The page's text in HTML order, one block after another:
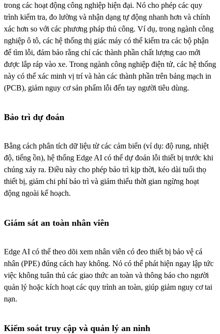
trong các hoạt động công nghiệp hiện đại. Nó cho phép các quy
trình kiểm tra, đo lường và nhận dạng tự động nhanh hơn và chính
xác hơn so với các phương pháp thủ công. Ví dụ, trong ngành công
nghiệp ô tô, các hệ thống thị giác máy có thể kiểm tra các bộ phận
để tìm lỗi, đảm bảo rằng chỉ các thành phần chất lượng cao mới
được lắp ráp vào xe. Trong ngành công nghiệp điện tử, các hệ thống
này có thể xác minh vị trí và hàn các thành phần trên bảng mạch in
(PCB), giảm nguy cơ sản phẩm lỗi đến tay người tiêu dùng.
Bảo trì dự đoán
Bằng cách phân tích dữ liệu từ các cảm biến (ví dụ: độ rung, nhiệt
độ, tiếng ồn), hệ thống Edge AI có thể dự đoán lỗi thiết bị trước khi
chúng xảy ra. Điều này cho phép bảo trì kịp thời, kéo dài tuổi thọ
thiết bị, giảm chi phí bảo trì và giảm thiểu thời gian ngừng hoạt
động ngoài kế hoạch.
Giám sát an toàn nhân viên
Edge AI có thể theo dõi xem nhân viên có đeo thiết bị bảo vệ cá
nhân (PPE) đúng cách hay không. Nó có thể phát hiện ngay lập tức
việc không tuân thủ các giao thức an toàn và thông báo cho người
quản lý hoặc kích hoạt các quy trình an toàn, giúp giảm nguy cơ tai
nạn.
Kiểm soát truy cập và quản lý an ninh